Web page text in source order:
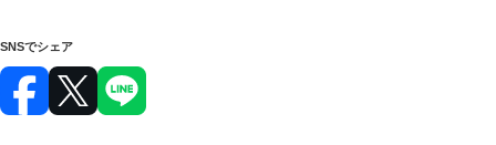
SNSでシェア